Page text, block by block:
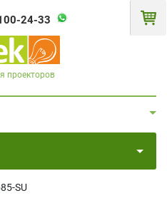
24-33
проекторов
SU